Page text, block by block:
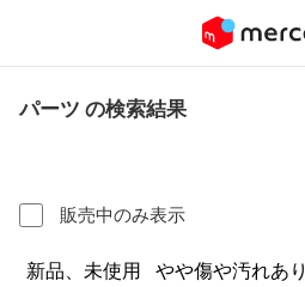
パーツ の検索結果
販売中のみ表示
新品、未使用 やや傷や汚れあり